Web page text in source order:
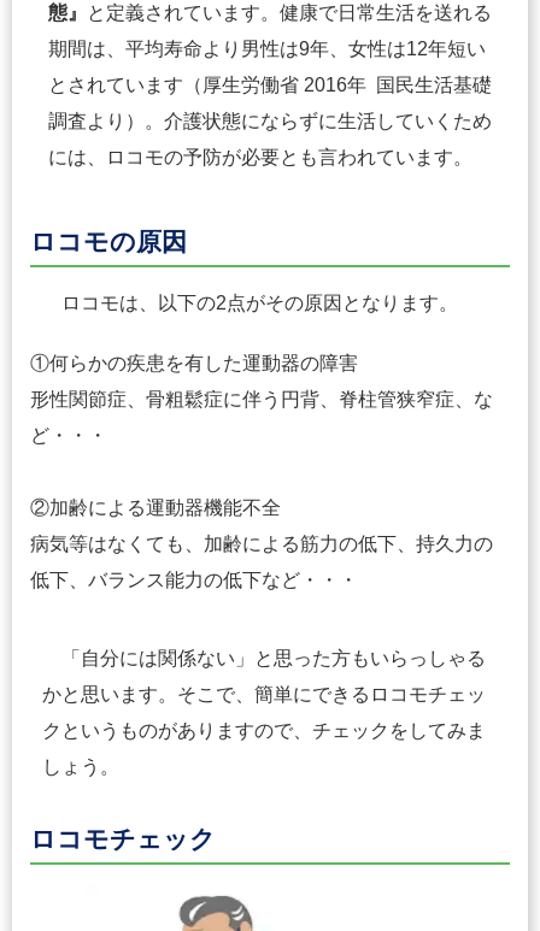
態』
と定義されています。健康で日常生活を送れる
期間は、平均寿命より男性は9年、女性は12年短い
とされています（厚生労働省 2016年 国民生活基礎
調査より）。介護状態にならずに生活していくため
には、ロコモの予防が必要とも言われています。
ロコモの原因
ロコモは、以下の2点がその原因となります。
①何らかの疾患を有した運動器の障害
形性関節症、骨粗鬆症に伴う円背、脊柱管狭窄症、な
ど・・・
②加齢による運動器機能不全
病気等はなくても、加齢による筋力の低下、持久力の
低下、バランス能力の低下など・・・
「自分には関係ない」と思った方もいらっしゃる
かと思います。そこで、簡単にできるロコモチェッ
クというものがありますので、チェックをしてみま
しょう。
ロコモチェック